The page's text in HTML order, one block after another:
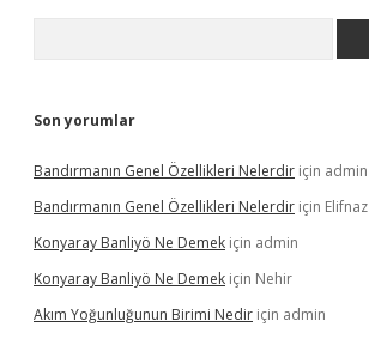
Son yorumlar
Bandırmanın Genel Özellikleri Nelerdir için admin
Bandırmanın Genel Özellikleri Nelerdir için Elifnaz
Konyaray Banliyö Ne Demek için admin
Konyaray Banliyö Ne Demek için Nehir
Akım Yoğunluğunun Birimi Nedir için admin